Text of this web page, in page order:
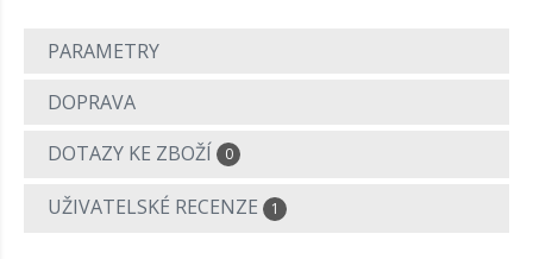
PARAMETRY
DOPRAVA
DOTAZY KE ZBOŽÍ
0
UŽIVATELSKÉ RECENZE 1